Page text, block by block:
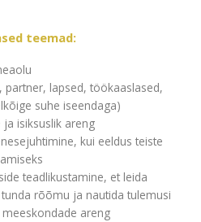
teemad:
partner, lapsed, töökaaslased,
suhe iseendaga)
isiksuslik areng
kui eeldus teiste
teadlikustamine, et leida
rõõmu ja nautida tulemusi
areng